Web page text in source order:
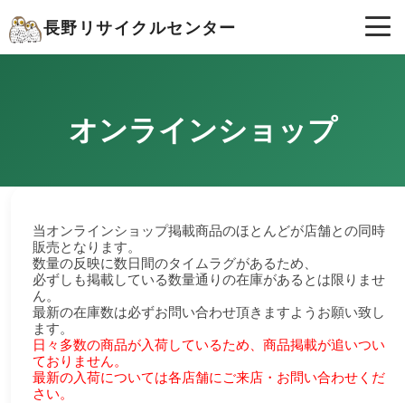
長野リサイクルセンター
オンラインショップ
当オンラインショップ掲載商品のほとんどが店舗との同時
販売となります。
数量の反映に数日間のタイムラグがあるため、
必ずしも掲載している数量通りの在庫があるとは限りませ
ん。
最新の在庫数は必ずお問い合わせ頂きますようお願い致し
ます。
日々多数の商品が入荷しているため、商品掲載が追いつい
ておりません。
最新の入荷については各店舗にご来店・お問い合わせくだ
さい。